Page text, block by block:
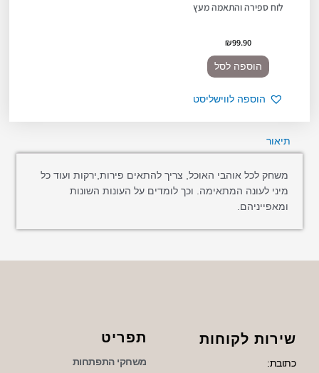
לוח ספירה והתאמה מעץ
₪99.90
הוספה לסל
הוספה לווישליסט
תיאור
משחק לכל אוהבי האוכל, צריך להתאים פירות,ירקות ועוד כל
מיני לעונה המתאימה. וכך לומדים על העונות השונות
ומאפייניהם.
שירות לקוחות
כתובת:
תפריט
משחקי התפתחות